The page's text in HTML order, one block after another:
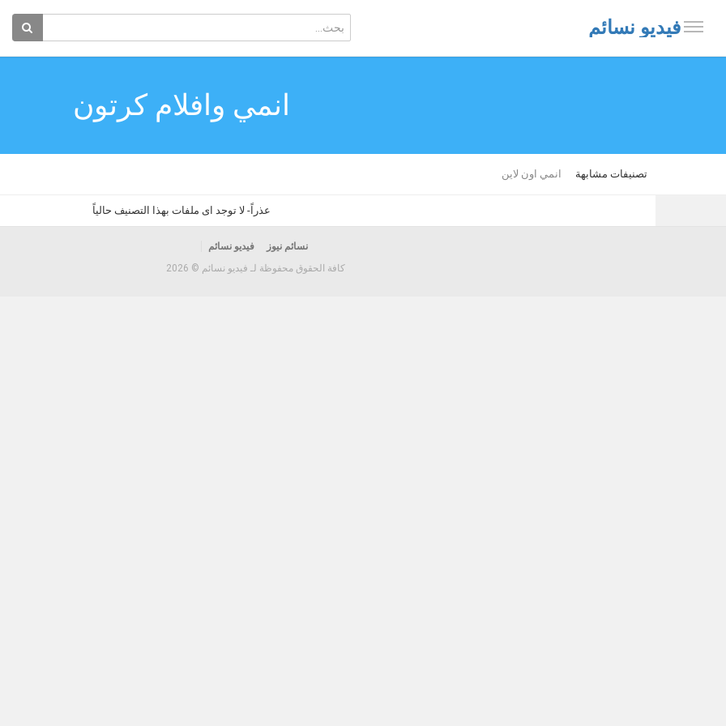
فيديو نسائم
انمي وافلام كرتون
تصنيفات مشابهة انمي اون لاين
عذراً- لا توجد اى ملفات بهذا التصنيف حالياً
نسائم نيوز
فيديو نسائم
كافة الحقوق محفوظة لـ فيديو نسائم © 2026